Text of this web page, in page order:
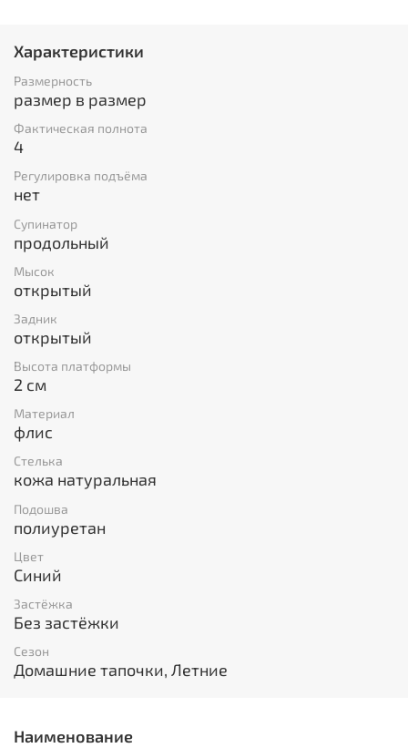
Характеристики
Размерность
размер в размер
Фактическая полнота
4
Регулировка подъёма
нет
Супинатор
продольный
Мысок
открытый
Задник
открытый
Высота платформы
2 см
Материал
флис
Стелька
кожа натуральная
Подошва
полиуретан
Цвет
Синий
Застёжка
Без застёжки
Сезон
Домашние тапочки, Летние
Наименование